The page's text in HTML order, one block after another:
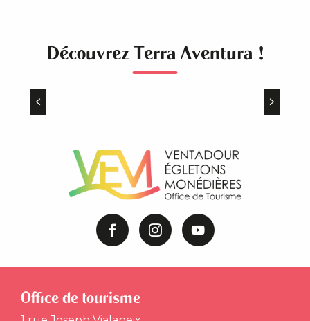
Découvrez Terra Aventura !
Terra Aventura : une chasse au trésor
Office de tourisme